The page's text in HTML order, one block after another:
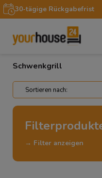
30-tägige Rückgabefrist
Startseite » Garten
Schwenkgrill
→ Filter anzeigen